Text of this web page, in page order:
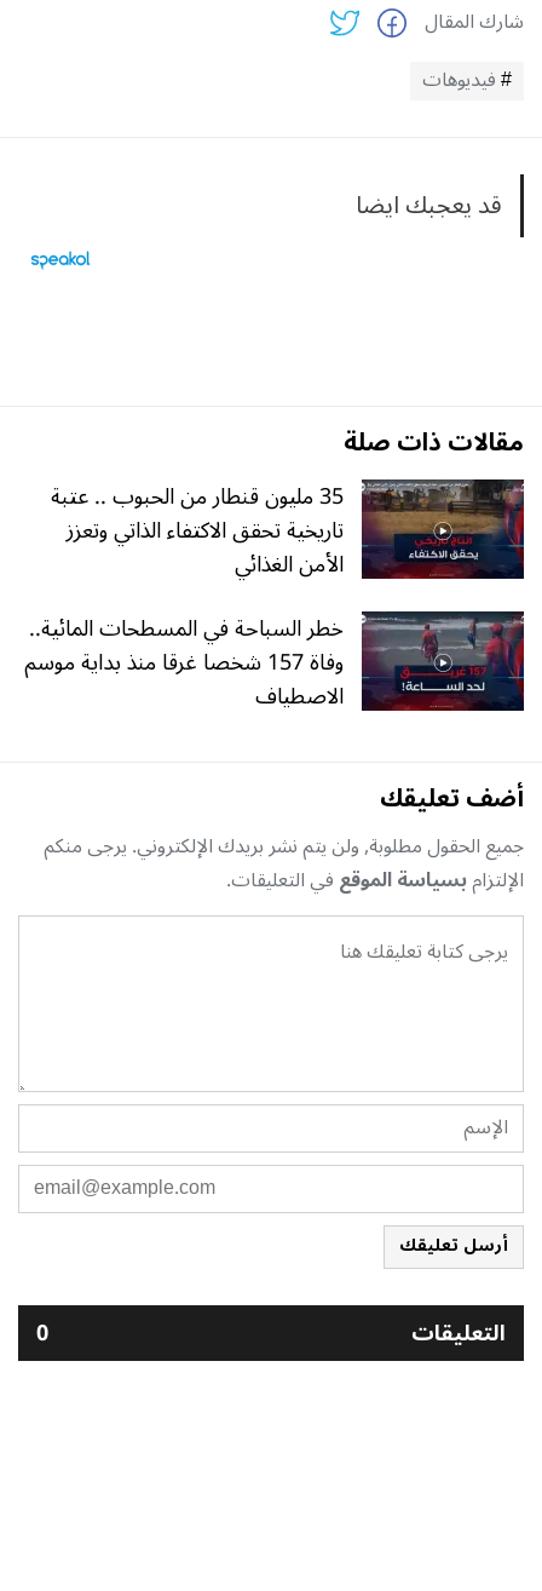
شارك المقال
فيديوهات
قد يعجبك ايضا
مقالات ذات صلة
35 مليون قنطار من الحبوب .. عتبة
تاريخية تحقق الاكتفاء الذاتي وتعزز
الأمن الغذائي
خطر السباحة في المسطحات المائية..
وفاة 157 شخصا غرقا منذ بداية موسم
الاصطياف
أضف تعليقك
جميع الحقول مطلوبة, ولن يتم نشر بريدك الإلكتروني. يرجى منكم
الإلتزامبسياسة الموقعفي التعليقات.
أرسل تعليقك
التعليقات 0